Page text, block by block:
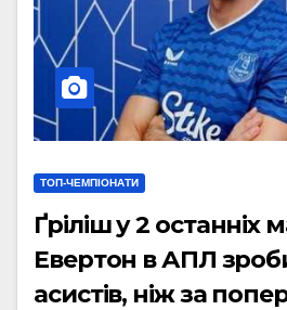
ТОП-ЧЕМПІОНАТИ
Ґріліш у 2 останніх
Евертон в АПЛ
асистів, ніж за